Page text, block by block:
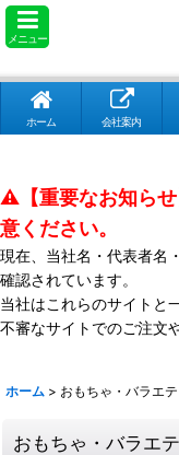
メニュー
ホーム 会社案内
⚠️【重要なお知ら
意ください。
現在、当社名・代表者名
確認されています。
当社はこれらのサイトと
不審なサイトでのご注文
ホーム > おもちゃ・バラエテ
おもちゃ・バラエ